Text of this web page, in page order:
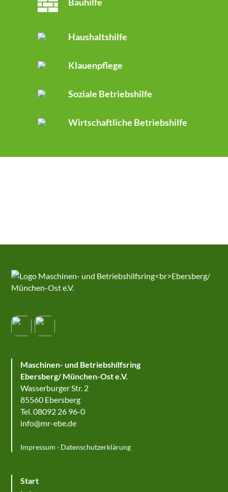
Haushaltshilfe
Klauenpflege
Soziale Betriebshilfe
Wirtschaftliche Betriebshilfe
Maschinen- und Betriebshilfsring
Ebersberg/ München-Ost e.V.
Wasserburger Str. 2
85560 Ebersberg
Tel. 08092 26 96-0
info@mr-ebe.de
Impressum · Datenschutzerklärung
Start